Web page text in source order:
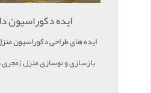
ایده دکوراسیون
ایده های طراحی دکوراسیون
بازسازی و نوسازی منزل |